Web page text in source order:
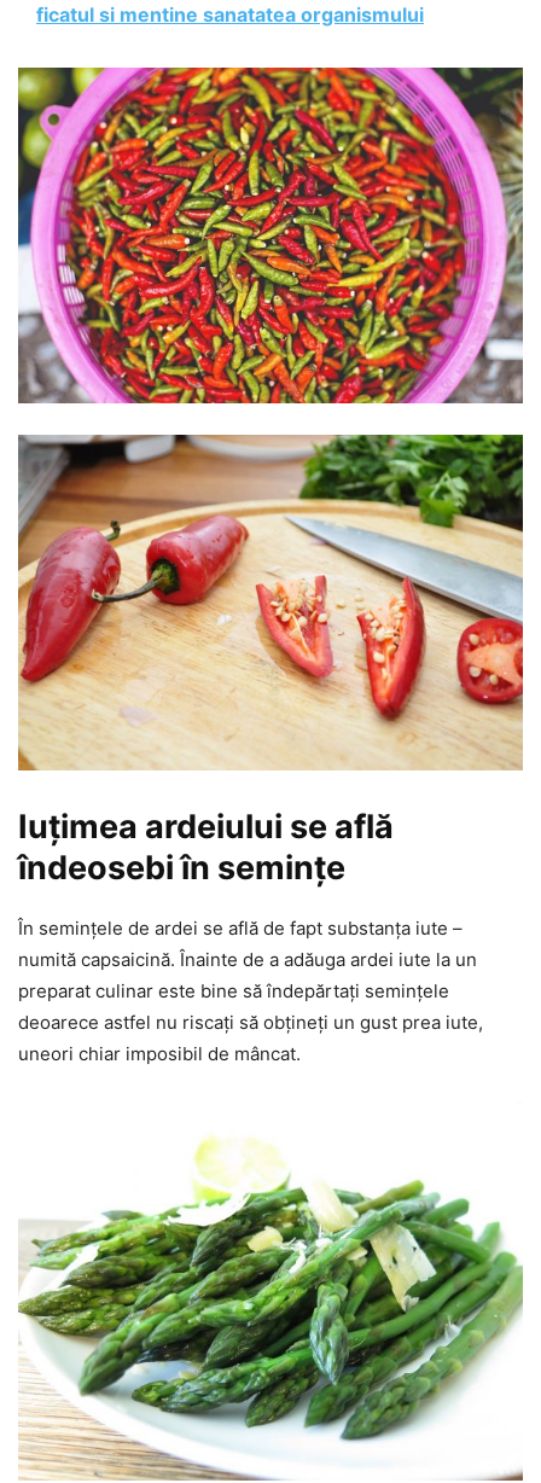
ficatul si mentine sanatatea organismului
Iuțimea ardeiului se află
îndeosebi în semințe
În semințele de ardei se află de fapt substanța iute –
numită capsaicină. Înainte de a adăuga ardei iute la un
preparat culinar este bine să îndepărtați semințele
deoarece astfel nu riscați să obțineți un gust prea iute,
uneori chiar imposibil de mâncat.